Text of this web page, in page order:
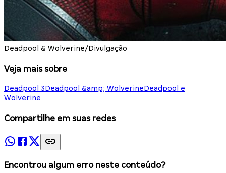
Deadpool & Wolverine/Divulgação
Veja mais sobre
Deadpool 3Deadpool &amp; WolverineDeadpool e
Wolverine
Compartilhe em suas redes
Encontrou algum erro neste conteúdo?